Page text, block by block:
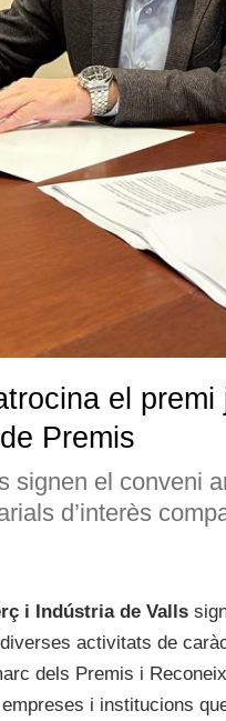
el
Premis
signen el conveni
d’interès
i Indústria de Valls
activitats de
dels Premis i
i institucions